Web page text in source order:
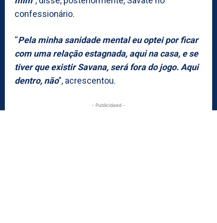
confessionário.
“Pela minha sanidade mental eu optei por ficar
com uma relação estagnada, aqui na casa, e se
tiver que existir Savana, será fora do jogo. Aqui
dentro, não”, acrescentou.
- Publicidaed -